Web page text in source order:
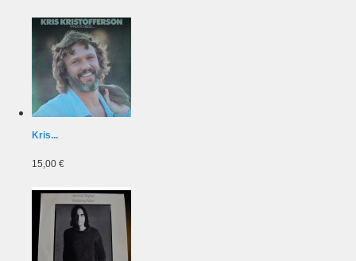
Kris...
15,00 €